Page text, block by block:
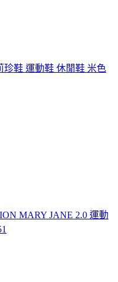
珍鞋 運動鞋 休閒鞋 米色
MARY JANE 2.0 運動